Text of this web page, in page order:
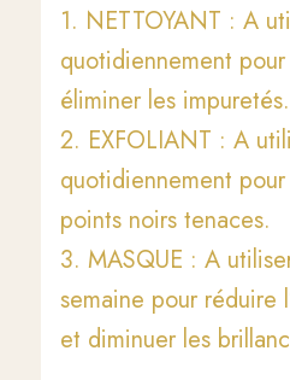
1. NETTOYANT : A
quotidiennement
éliminer les impuretés.
2. EXFOLIANT : A
quotidiennement
points noirs tenaces.
3. MASQUE : A
semaine pour réduire
et diminuer les